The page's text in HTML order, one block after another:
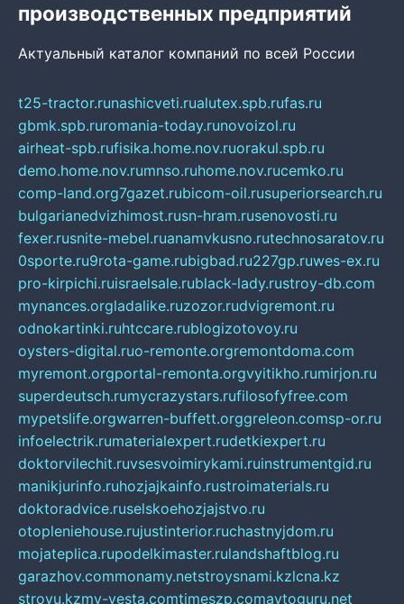
производственных предприятий
Актуальный каталог компаний по всей России
t25-tractor.runashicveti.rualutex.spb.rufas.ru
gbmk.spb.ruromania-today.runovoizol.ru
airheat-spb.rufisika.home.nov.ruorakul.spb.ru
demo.home.nov.rumnso.ruhome.nov.rucemko.ru
comp-land.org7gazet.rubicom-oil.rusuperiorsearch.ru
bulgarianedvizhimost.rusn-hram.rusenovosti.ru
fexer.rusnite-mebel.ruanamvkusno.rutechnosaratov.ru
0sporte.ru9rota-game.rubigbad.ru227gp.ruwes-ex.ru
pro-kirpichi.ruisraelsale.rublack-lady.rustroy-db.com
mynances.orgladalike.ruzozor.rudvigremont.ru
odnokartinki.ruhtccare.rublogizotovoy.ru
oysters-digital.ruo-remonte.orgremontdoma.com
myremont.orgportal-remonta.orgvyitikho.rumirjon.ru
superdeutsch.rumycrazystars.rufilosofyfree.com
mypetslife.orgwarren-buffett.orggreleon.comsp-or.ru
infoelectrik.rumaterialexpert.rudetkiexpert.ru
doktorvilechit.ruvsesvoimirykami.ruinstrumentgid.ru
manikjurinfo.ruhozjajkainfo.rustroimaterials.ru
doktoradvice.ruselskoehozjajstvo.ru
otopleniehouse.rujustinterior.ruchastnyjdom.ru
mojateplica.rupodelkimaster.rulandshaftblog.ru
garazhov.commonamy.netstroysnami.kzlcna.kz
stroyu.kzmy-vesta.comtimeszp.comavtoguru.net